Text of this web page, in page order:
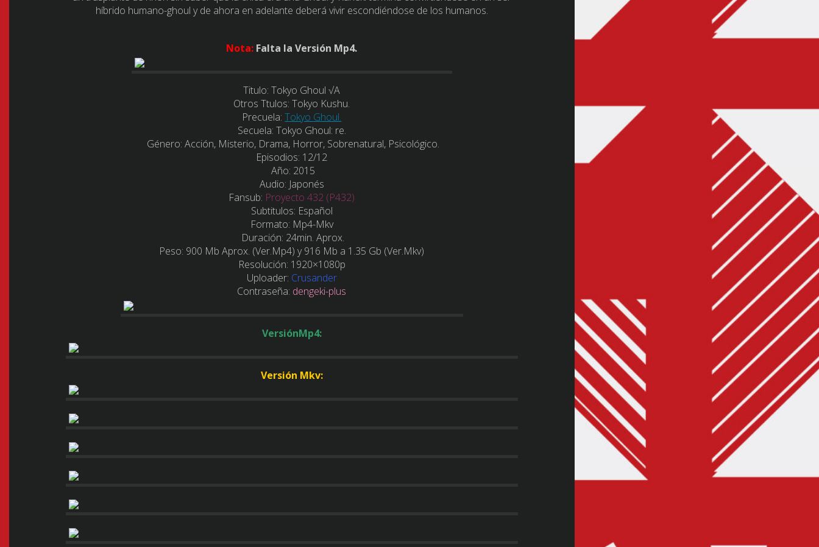
híbrido humano-ghoul y de ahora en adelante deberá vivir escondiéndose de los humanos.
Nota: Falta la Versión Mp4.
Titulo: Tokyo Ghoul √A
Otros Ttulos:Tokyo Kushu.
Precuela: Tokyo Ghoul.
Secuela: Tokyo Ghoul: re.
Género: Acción, Misterio, Drama, Horror, Sobrenatural, Psicológico.
Episodios: 12/12
Año: 2015
Audio: Japonés
Fansub: Proyecto 432 (P432)
Subtitulos: Español
Formato: Mp4-Mkv
Duración: 24min. Aprox.
Peso: 900 Mb Aprox. (Ver.Mp4) y 916 Mb a 1.35 Gb (Ver.Mkv)
Resolución: 1920×1080p
Uploader: Crusander
Contraseña: dengeki-plus
VersiónMp4:
Versión Mkv: